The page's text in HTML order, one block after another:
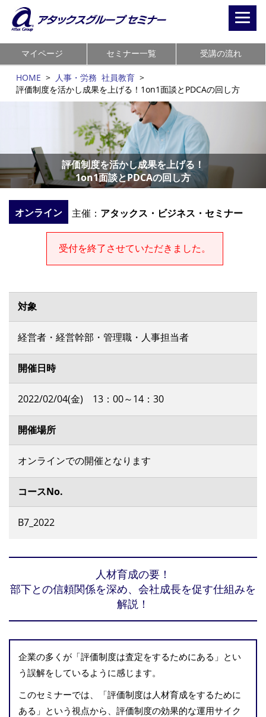
マイページ セミナー一覧 受講の流れ
HOME > 人事・労務 社員教育 >
評価制度を活かし成果を上げる！1on1面談とPDCAの回し方
評価制度を活かし成果を上げる！
1on1面談とPDCAの回し方
オンライン 主催： アタックス・ビジネス・セミナー
受付を終了させていただきました。
対象
経営者・経営幹部・管理職・人事担当者
開催日時
2022/02/04(金) 13：00～14：30
開催場所
オンラインでの開催となります
コースNo.
B7_2022
人材育成の要！
部下との信頼関係を深め、会社成長を促す仕組みを
解説！
企業の多くが「評価制度は査定をするためにある」とい
う誤解をしているように感じます。
このセミナーでは、「評価制度は人材育成をするために
ある」という視点から、評価制度の効果的な運用サイク